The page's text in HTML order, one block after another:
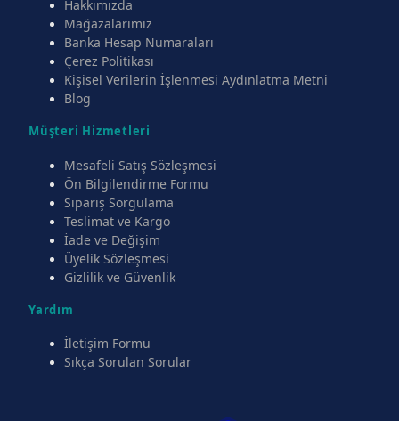
Hakkımızda
Mağazalarımız
Banka Hesap Numaraları
Çerez Politikası
Kişisel Verilerin İşlenmesi Aydınlatma Metni
Blog
Müşteri Hizmetleri
Mesafeli Satış Sözleşmesi
Ön Bilgilendirme Formu
Sipariş Sorgulama
Teslimat ve Kargo
İade ve Değişim
Üyelik Sözleşmesi
Gizlilik ve Güvenlik
Yardım
İletişim Formu
Sıkça Sorulan Sorular